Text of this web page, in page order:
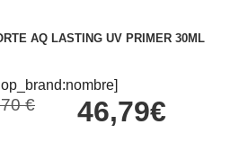
AQ LASTING UV PRIMER 30ML
€ 46,79€